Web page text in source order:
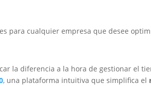
para cualquier empresa que desee
la diferencia a la hora de gestionar el
, una plataforma intuitiva que simplifica el